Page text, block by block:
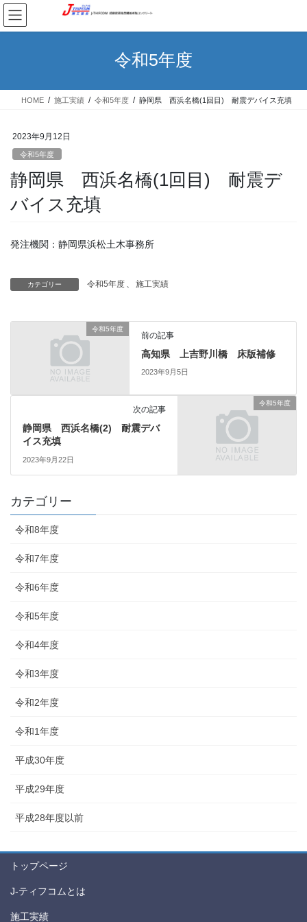
コ
ン
テ
ス
ナ
ビ
ゲ
ン
令和5年度
HOME 施工実績 令和5年度 静岡県 西浜名橋(1回目) 耐震デバイス充填
2023年9月12日
令和5年度
静岡県 西浜名橋(1回目) 耐震デ
バイス充填
発注機関：静岡県浜松土木事務所
カテゴリー 令和5年度 、 施工実績
令和5年度
前の記事
高知県 上吉野川橋 床版補修
2023年9月5日
令和5年度
次の記事
静岡県 西浜名橋(2) 耐震デバ
イス充填
2023年9月22日
カテゴリー
令和8年度
令和7年度
令和6年度
令和5年度
令和4年度
令和3年度
令和2年度
令和1年度
平成30年度
平成29年度
平成28年度以前
トップページ
J-ティフコムとは
施工実績